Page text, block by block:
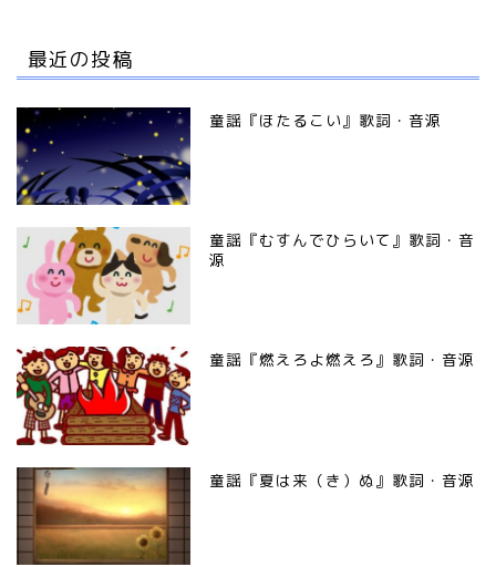
最近の投稿
童謡『ほたるこい』歌詞・音源
童謡『むすんでひらいて』歌詞・音
源
童謡『燃えろよ燃えろ』歌詞・音源
童謡『夏は来（き）ぬ』歌詞・音源